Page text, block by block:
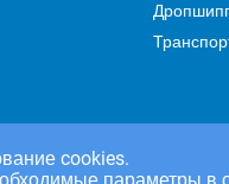
cookies.
параметры в